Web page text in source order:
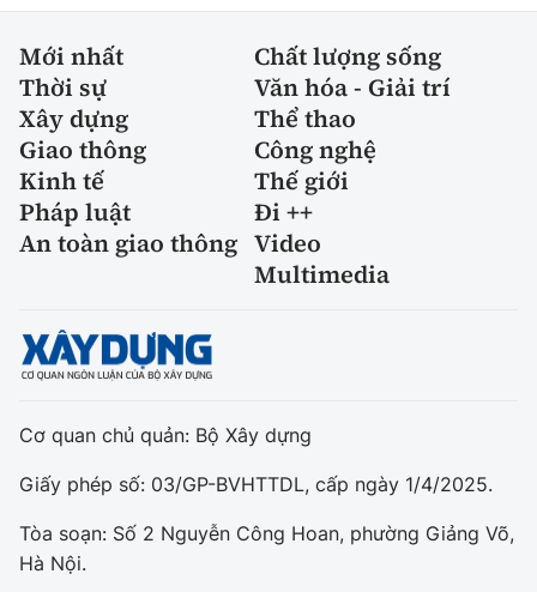
Mới nhất
Chất lượng sống
Thời sự
Văn hóa - Giải trí
Xây dựng
Thể thao
Giao thông
Công nghệ
Kinh tế
Thế giới
Pháp luật
Đi ++
An toàn giao thông Video
Multimedia
Cơ quan chủ quản: Bộ Xây dựng
Giấy phép số: 03/GP-BVHTTDL, cấp ngày 1/4/2025.
Tòa soạn: Số 2 Nguyễn Công Hoan, phường Giảng Võ,
Hà Nội.